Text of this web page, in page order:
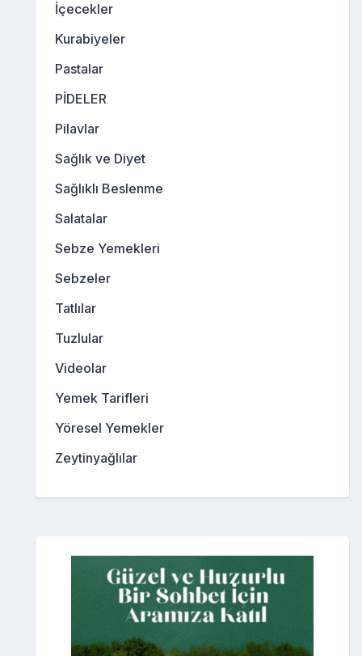
İçecekler
Kurabiyeler
Pastalar
PİDELER
Pilavlar
Sağlık ve Diyet
Sağlıklı Beslenme
Salatalar
Sebze Yemekleri
Sebzeler
Tatlılar
Tuzlular
Videolar
Yemek Tarifleri
Yöresel Yemekler
Zeytinyağlılar